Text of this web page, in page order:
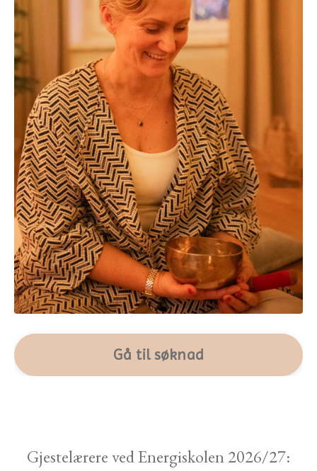
Gå til søknad
Gjestelærere ved Energiskolen 2026/27: